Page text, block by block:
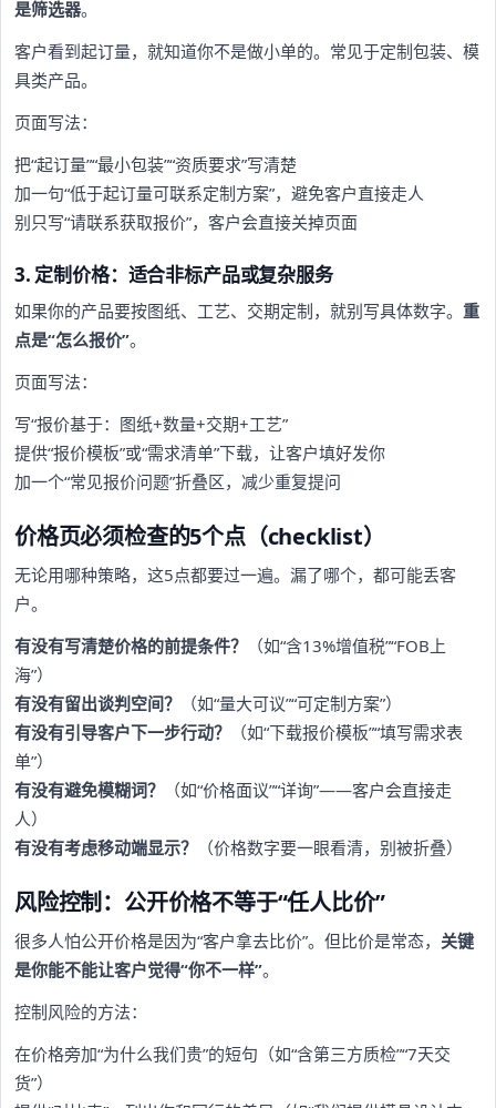
是筛选器。
客户看到起订量，就知道你不是做小单的。常见于定制包装、模
具类产品。
页面写法：
把“起订量”“最小包装”“资质要求”写清楚
加一句“低于起订量可联系定制方案”，避免客户直接走人
别只写“请联系获取报价”，客户会直接关掉页面
3. 定制价格：适合非标产品或复杂服务
如果你的产品要按图纸、工艺、交期定制，就别写具体数字。 重
点是“怎么报价”。
页面写法：
写“报价基于：图纸+数量+交期+工艺”
提供“报价模板”或“需求清单”下载，让客户填好发你
加一个“常见报价问题”折叠区，减少重复提问
价格页必须检查的5个点（checklist）
无论用哪种策略，这5点都要过一遍。漏了哪个，都可能丢客
户。
有没有写清楚价格的前提条件？
（如“含13%增值税”“FOB上
海”）
有没有留出谈判空间？
（如“量大可议”“可定制方案”）
有没有引导客户下一步行动？
（如“下载报价模板”“填写需求表
单”）
有没有避免模糊词？
（如“价格面议”“详询”——客户会直接走
人）
有没有考虑移动端显示？
（价格数字要一眼看清，别被折叠）
风险控制：公开价格不等于“任人比价”
很多人怕公开价格是因为“客户拿去比价”。但比价是常态， 关键
是你能不能让客户觉得“你不一样”。
控制风险的方法：
在价格旁加“为什么我们贵”的短句（如“含第三方质检”“7天交
货”）